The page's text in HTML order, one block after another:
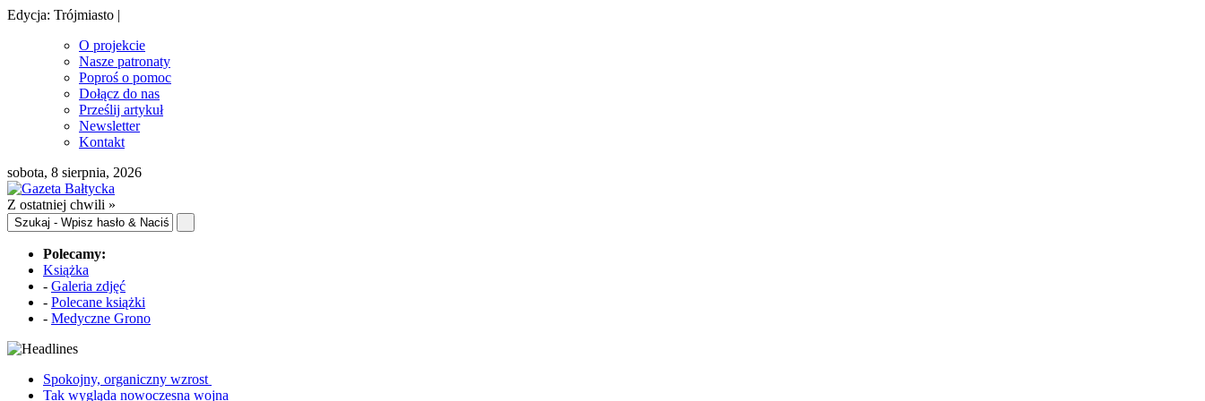
Edycja: Trójmiasto |
O projekcie
Nasze patronaty
Poproś o pomoc
Dołącz do nas
Prześlij artykuł
Newsletter
Kontakt
sobota, 8 sierpnia, 2026
Z ostatniej chwili »
Polecamy:
Książka
- Galeria zdjęć
- Polecane książki
- Medyczne Grono
Spokojny, organiczny wzrost
Tak wygląda nowoczesna wojna